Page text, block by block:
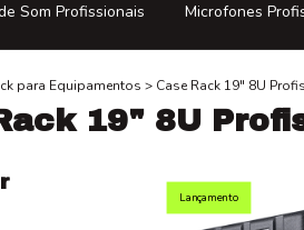
Som Profissionais Microfones
para Equipamentos > Case Rack 19" 8U
19" 8U
Lançamento